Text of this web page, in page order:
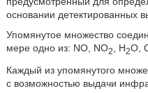
основании детектированных
Упомянутое множество
мере одно из: NO, NO2 , H2O,
Каждый из упомянутого
с возможностью выдачи